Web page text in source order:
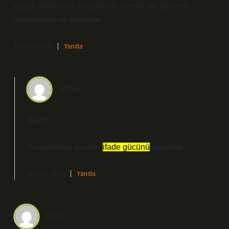
çocuk doktoruna danışılması önerilir. bu bölümde
anlatılanları iyi özetliyor.
Mart 23, 2026 Yanıtla
admin
Bekir!
Yorumlarınız yazının ifade gücünü geliştirdi.
Mart 23, 2026 Yanıtla
Yeliz